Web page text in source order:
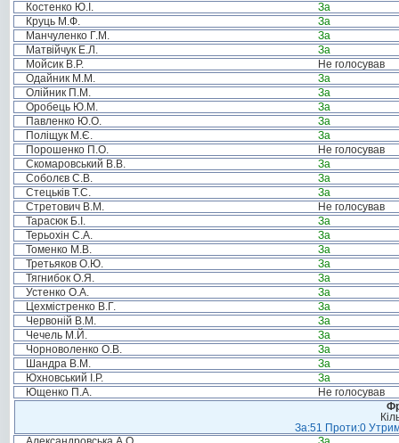
Костенко Ю.І.
За
Круць М.Ф.
За
Манчуленко Г.М.
За
Матвійчук Е.Л.
За
Мойсик В.Р.
Не голосував
Одайник М.М.
За
Олійник П.М.
За
Оробець Ю.М.
За
Павленко Ю.О.
За
Поліщук М.Є.
За
Порошенко П.О.
Не голосував
Скомаровський В.В.
За
Соболєв С.В.
За
Стецьків Т.С.
За
Стретович В.М.
Не голосував
Тарасюк Б.І.
За
Терьохін С.А.
За
Томенко М.В.
За
Третьяков О.Ю.
За
Тягнибок О.Я.
За
Устенко О.А.
За
Цехмістренко В.Г.
За
Червоній В.М.
За
Чечель М.Й.
За
Чорноволенко О.В.
За
Шандра В.М.
За
Юхновський І.Р.
За
Ющенко П.А.
Не голосував
За:51 Проти:0